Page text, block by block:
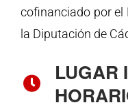
cofinanciado por el
la Diputación de
LUGAR